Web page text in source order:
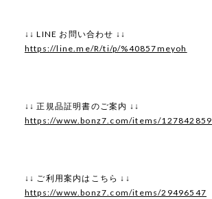
↓↓ LINE お問い合わせ ↓↓
https://line.me/R/ti/p/%40857meyoh
↓↓ 正規品証明書のご案内 ↓↓
https://www.bonz7.com/items/127842859
↓↓ ご利用案内はこちら ↓↓
https://www.bonz7.com/items/29496547